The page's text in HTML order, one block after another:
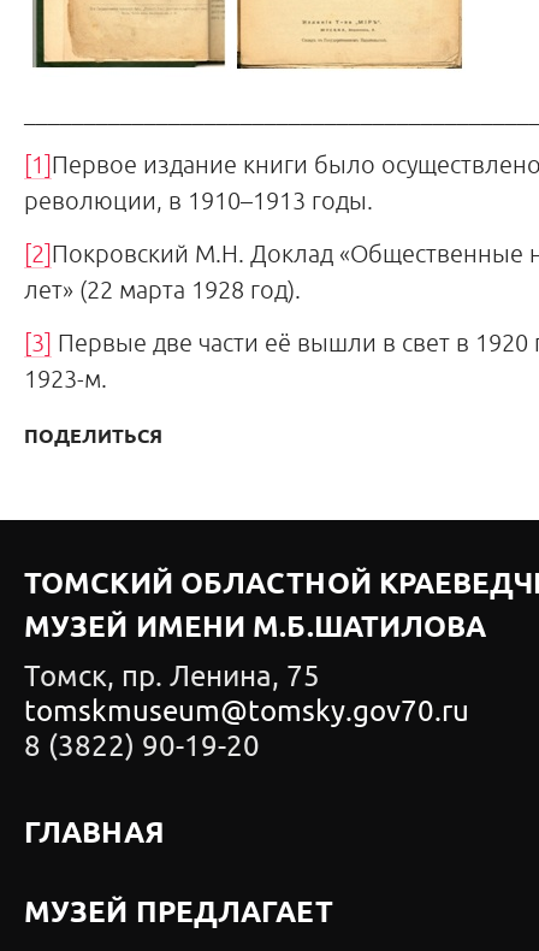
[1]Первое издание книги было
революции, в 1910–1913 годы.
[2]Покровский М.Н. Доклад «Общественные
лет» (22 марта 1928 год).
[3] Первые две части её вышли в свет в 1920
1923-м.
ПОДЕЛИТЬСЯ
ТОМСКИЙ ОБЛАСТНОЙ
МУЗЕЙ ИМЕНИ М.Б.ШАТИЛОВА
Томск, пр. Ленина, 75
tomskmuseum@tomsky.gov70.ru
8 (3822) 90-19-20
ГЛАВНАЯ
МУЗЕЙ ПРЕДЛАГАЕТ